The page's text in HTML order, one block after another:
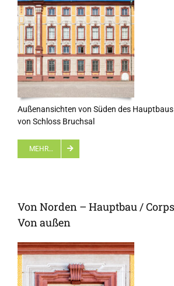
Außenansichten von Süden des
von Schloss Bruchsal
MEHR…
Von Norden – Hauptbau /
Von außen